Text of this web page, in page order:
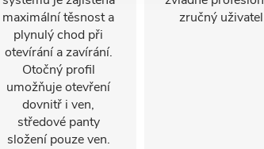
maximální těsnost a
plynulý chod při
otevírání a zavírání.
Otočný profil
umožňuje otevření
dovnitř i ven,
středové panty
složení pouze ven.
zručný